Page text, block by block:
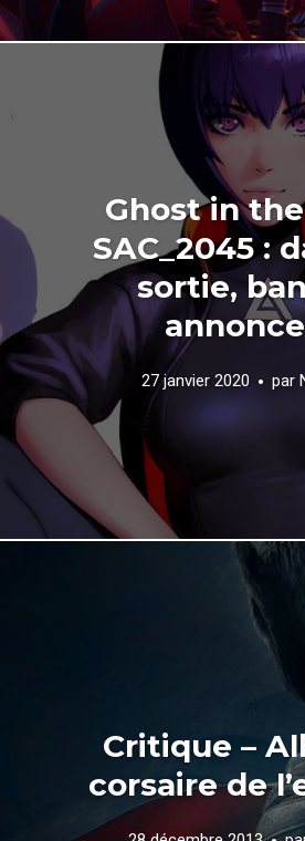
Ghost in
SAC_2045 :
sortie,
27 janvier 2020 par
Critique –
corsaire de